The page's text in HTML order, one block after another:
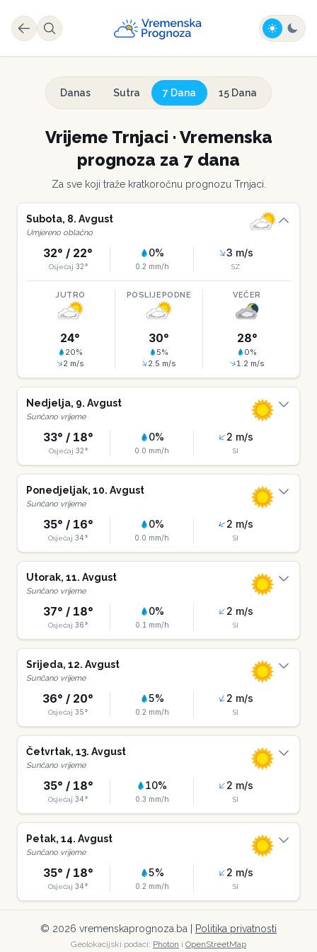
Danas Sutra 7 Dana 15 Dana
Vrijeme Trnjaci · Vremenska
prognoza za 7 dana
Za sve koji traže kratkoročnu prognozu Trnjaci
Subota, 8. Avgust
Umjereno oblačno
32° / 22°
Osjećaj 32°
0%
0.2 mm/h
3 m/s
SZ
JUTRO
24°
20%
2 m/s
POSLIJEPODNE
30°
5%
2.5 m/s
VEČER
28°
0%
1.2 m/s
Nedjelja, 9. Avgust
Sunčano vrijeme
33° / 18°
Osjećaj 32°
0%
0.0 mm/h
2 m/s
SI
Ponedjeljak, 10. Avgust
Sunčano vrijeme
35° / 16°
Osjećaj 34°
0%
0.0 mm/h
2 m/s
SI
Utorak, 11. Avgust
Sunčano vrijeme
37° / 18°
Osjećaj 36°
0%
0.1 mm/h
2 m/s
SI
Srijeda, 12. Avgust
Sunčano vrijeme
36° / 20°
Osjećaj 35°
5%
0.2 mm/h
2 m/s
SI
Četvrtak, 13. Avgust
Sunčano vrijeme
35° / 18°
Osjećaj 34°
10%
0.3 mm/h
2 m/s
SI
Petak, 14. Avgust
Sunčano vrijeme
35° / 18°
Osjećaj 34°
5%
0.2 mm/h
2 m/s
SI
© 2026 vremenskaprognoza.ba | Politika privatnosti
Geolokacijski podaci: Photon i OpenStreetMap